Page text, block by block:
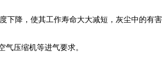
下降，使其工作寿命大大减短，灰尘中的有害
压缩机等进气要求。